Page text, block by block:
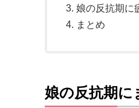
娘の反抗期に
まとめ
娘の反抗期に